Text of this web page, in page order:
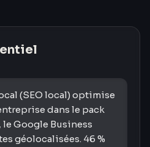
(SEO local) optimise
dans le pack
Google Business
géolocalisées. 46 %